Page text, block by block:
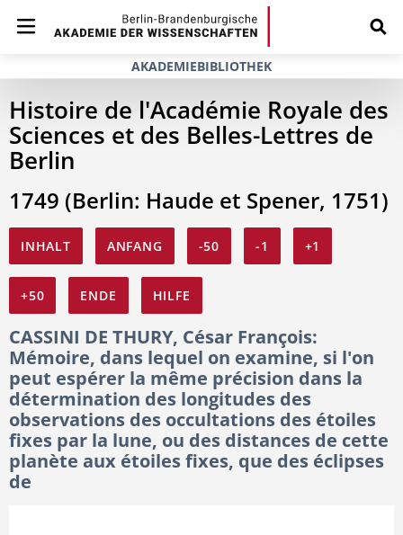
AKADEMIEBIBLIOTHEK
Histoire de l'Académie Royale des
Sciences et des Belles-Lettres de
Berlin
1749 (Berlin: Haude et Spener, 1751)
INHALT ANFANG -50 -1 +1
+50 ENDE HILFE
CASSINI DE THURY, César François:
Mémoire, dans lequel on examine, si l'on
peut espérer la même précision dans la
détermination des longitudes des
observations des occultations des étoiles
fixes par la lune, ou des distances de cette
planète aux étoiles fixes, que des éclipses
de